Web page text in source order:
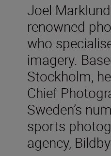
Joel
renowned
who
imagery.
Stockholm,
Chief
Sweden’s
sports
agency,